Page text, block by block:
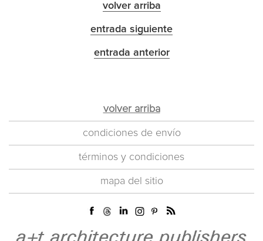
volver arriba
entrada siguiente
entrada anterior
volver arriba
condiciones de envío
términos y condiciones
mapa del sitio